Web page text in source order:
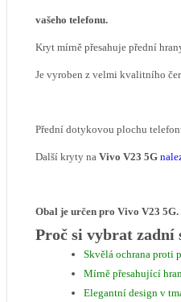
vašeho telefonu.
Kryt mírně přesahuje přední
Je vyroben z velmi kvalitního
Přední dotykovou plochu
Další kryty na Vivo V23 5G
Obal je určen pro Vivo V23 5G.
Proč si vybrat
Skvělá ochrana proti
Mírně přesahující
Elegantní design v